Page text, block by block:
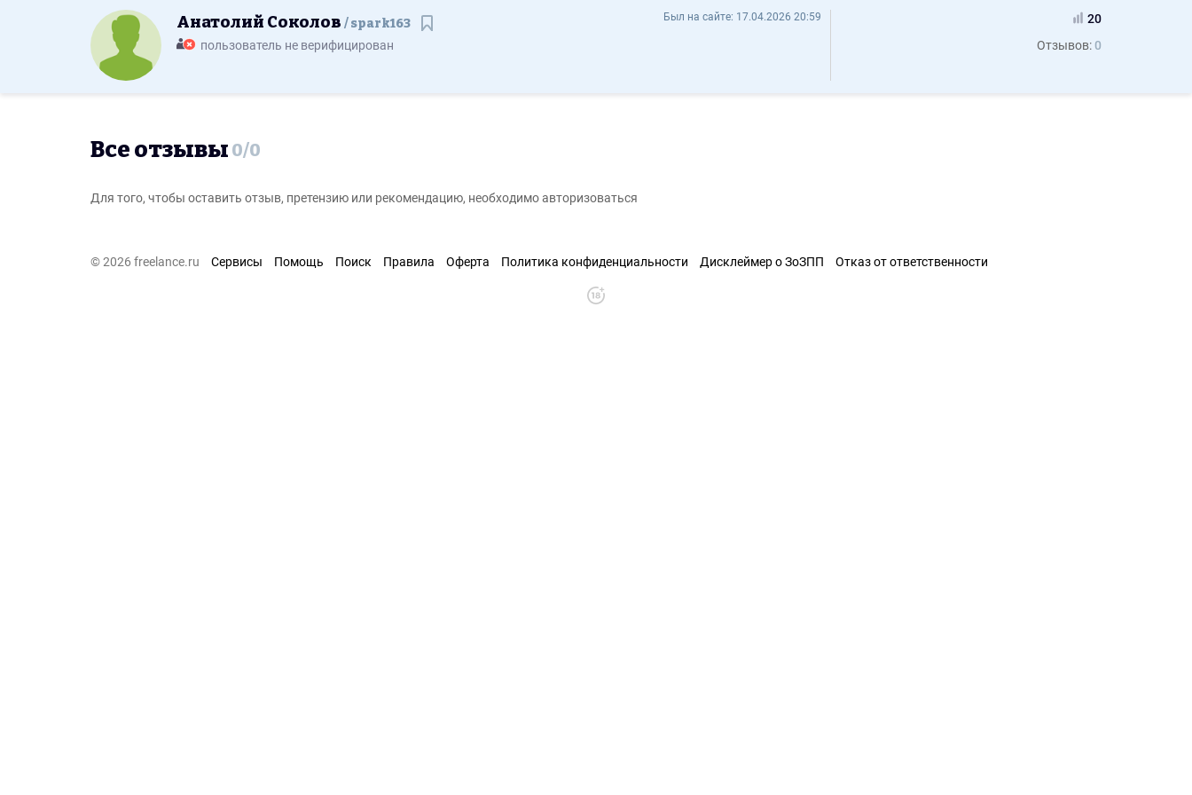
Анатолий Соколов spark163 - Отзывы
Был на сайте: 17.04.2026 20:59
Анатолий Соколов spark163
пользователь не верифицирован
20
Отзывов: 0
Все отзывы 0/0
Для того, чтобы оставить отзыв, претензию или рекомендацию, необходимо авторизоваться
© 2026 freelance.ru Сервисы Помощь Поиск Правила Оферта Политика конфиденциальности Дисклеймер о ЗоЗПП Отказ от ответственности